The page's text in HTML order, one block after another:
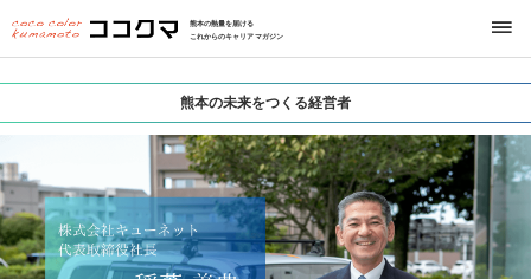
熊本の熱量を届ける
これからのキャリアマガジン
熊本の未来をつくる経営者